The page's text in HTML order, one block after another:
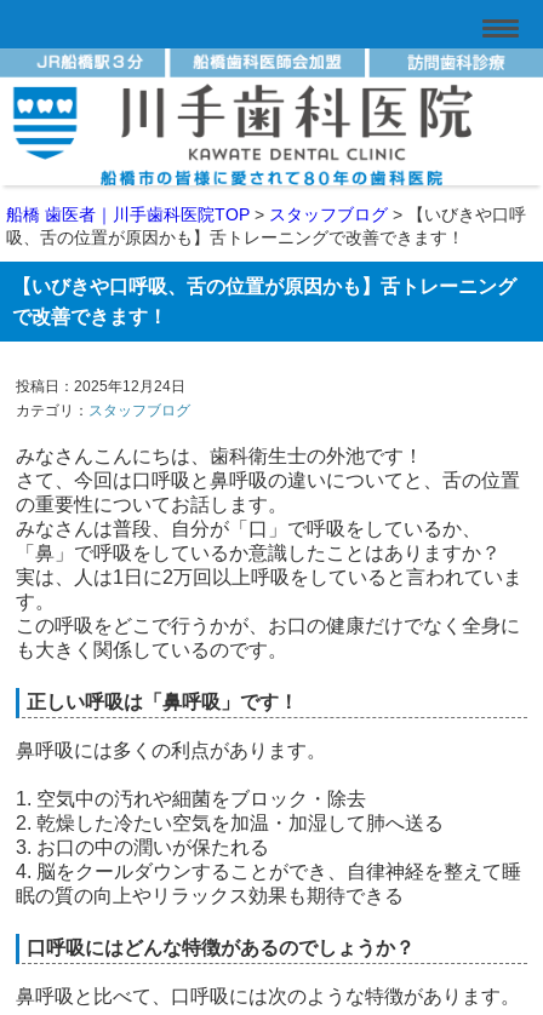
船橋 歯医者｜川手歯科医院TOP > スタッフブログ >
【いびきや口呼
吸、舌の位置が原因かも】舌トレーニングで改善できます！
【いびきや口呼吸、舌の位置が原因かも】舌トレーニング
で改善できます！
投稿日：2025年12月24日
カテゴリ： スタッフブログ
みなさんこんにちは、歯科衛生士の外池です！
さて、今回は口呼吸と鼻呼吸の違いについてと、舌の位置
の重要性についてお話します。
みなさんは普段、自分が「口」で呼吸をしているか、
「鼻」で呼吸をしているか意識したことはありますか？
実は、人は1日に2万回以上呼吸をしていると言われていま
す。
この呼吸をどこで行うかが、お口の健康だけでなく全身に
も大きく関係しているのです。
正しい呼吸は「鼻呼吸」です！
鼻呼吸には多くの利点があります。
1. 空気中の汚れや細菌をブロック・除去
2. 乾燥した冷たい空気を加温・加湿して肺へ送る
3. お口の中の潤いが保たれる
4. 脳をクールダウンすることができ、自律神経を整えて睡
眠の質の向上やリラックス効果も期待できる
口呼吸にはどんな特徴があるのでしょうか？
鼻呼吸と比べて、口呼吸には次のような特徴があります。